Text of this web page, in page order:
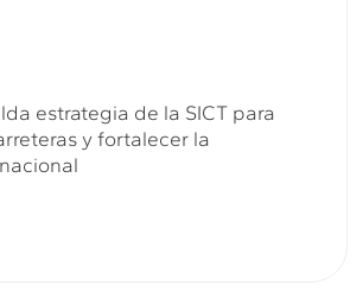
estrategia de la SICT para
y fortalecer la